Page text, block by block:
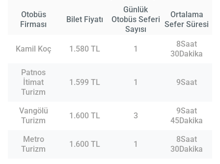
Otobüs
Firması
Bilet Fiyatı
Günlük
Otobüs Seferi
Sayısı
Ortalama
Sefer Süresi
Kamil Koç 1.580 TL 1
8Saat
30Dakika
Patnos
İtimat
Turizm
1.599 TL 1 9Saat
Vangölü
Turizm
1.600 TL 3
9Saat
45Dakika
Metro
Turizm
1.600 TL 1
8Saat
30Dakika